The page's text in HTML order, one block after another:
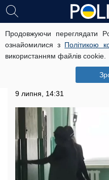
Продовжуючи переглядати
ознайомилися з Політикою
використанням файлів cookie.
У патрульного
за його
був на виконанні
Співробітник поліції
9 липня, 14:31